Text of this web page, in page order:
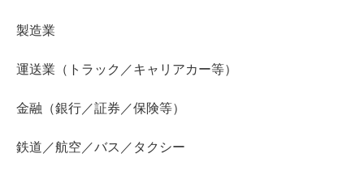
製造業
運送業（トラック／キャリアカー等）
金融（銀行／証券／保険等）
鉄道／航空／バス／タクシー